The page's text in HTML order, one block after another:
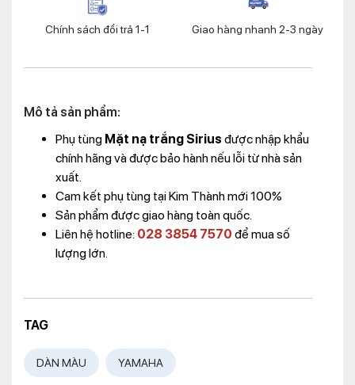
Chính sách đổi trả 1-1 Giao hàng nhanh 2-3 ngày
Mô tả sản phẩm:
Phụ tùng Mặt nạ trắng Sirius được nhập khẩu
chính hãng và được bảo hành nếu lỗi từ nhà sản
xuất.
Cam kết phụ tùng tại Kim Thành mới 100%
Sản phẩm được giao hàng toàn quốc.
Liên hệ hotline: 028 3854 7570 để mua số
lượng lớn.
TAG
DÀN MÀU YAMAHA